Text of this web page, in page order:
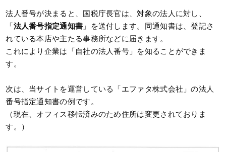
法人番号が決まると、国税庁長官は、対象の法人に対し、
「法人番号指定通知書 」を送付します。同通知書は、登記さ
れている本店や主たる事務所などに届きます。
これにより企業は「自社の法人番号」を知ることができま
す。
次は、当サイトを運営している「エファタ株式会社」の法人
番号指定通知書の例です。
（現在、オフィス移転済みのため住所は変更されておりま
す。）